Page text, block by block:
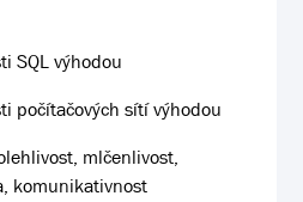
SQL výhodou
počítačových sítí výhodou
mlčenlivost,
komunikativnost